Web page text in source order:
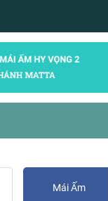
Mái Ấm